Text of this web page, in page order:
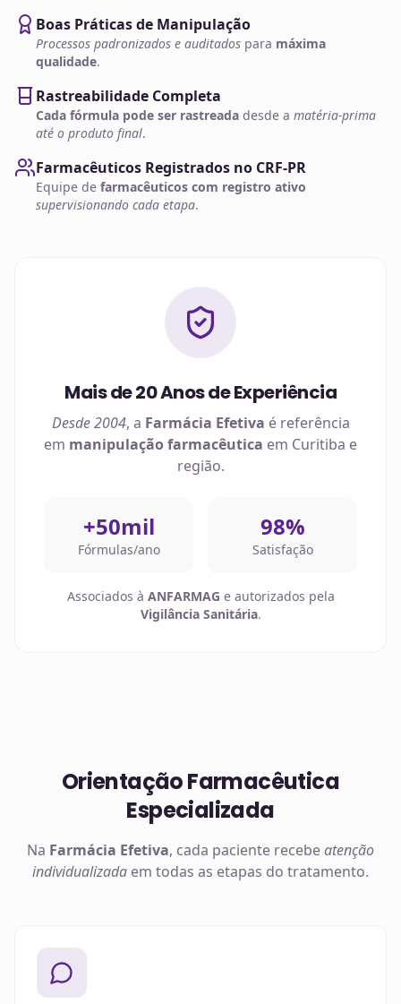
Boas Práticas de Manipulação
Processos padronizados e auditados para máxima
qualidade.
Rastreabilidade Completa
Cada fórmula pode ser rastreada desde a matéria-prima
até o produto final.
Farmacêuticos Registrados no CRF-PR
Equipe de farmacêuticos com registro ativo
supervisionando cada etapa.
Mais de 20 Anos de Experiência
Desde 2004, a Farmácia Efetiva é referência
em manipulação farmacêutica em Curitiba e
região.
+50mil
Fórmulas/ano
98%
Satisfação
Associados à ANFARMAG e autorizados pela
Vigilância Sanitária.
Orientação Farmacêutica
Especializada
Na Farmácia Efetiva, cada paciente recebeatenção
individualizada em todas as etapas do tratamento.